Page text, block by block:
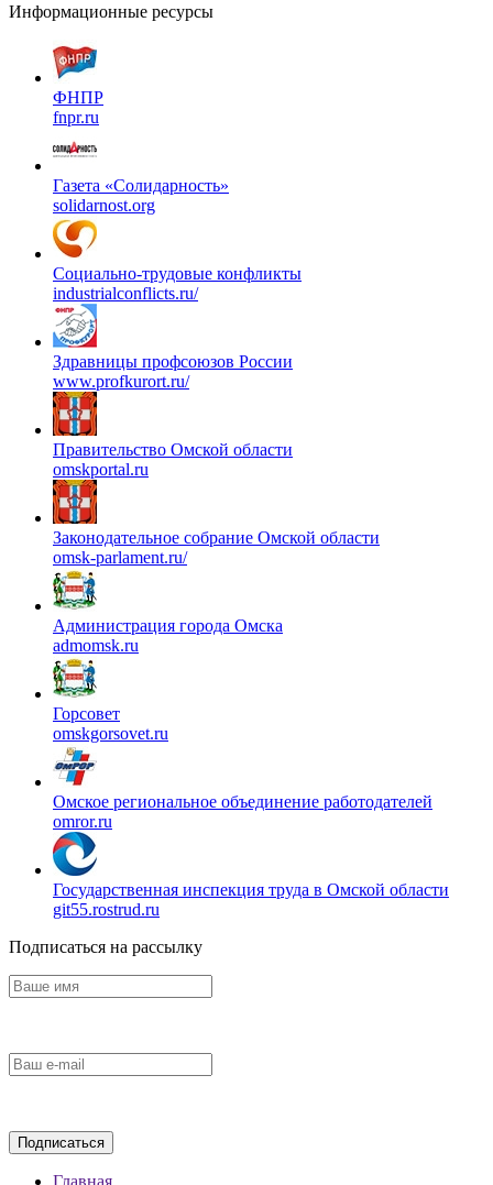
Информационные ресурсы
ФНПР
fnpr.ru
Газета «Солидарность»
solidarnost.org
Социально-трудовые конфликты
industrialconflicts.ru/
Здравницы профсоюзов России
www.profkurort.ru/
Правительство Омской области
omskportal.ru
Законодательное собрание Омской области
omsk-parlament.ru/
Администрация города Омска
admomsk.ru
Горсовет
omskgorsovet.ru
Омское региональное объединение работодателей
omror.ru
Государственная инспекция труда в Омской области
git55.rostrud.ru
Подписаться на рассылку
Главная